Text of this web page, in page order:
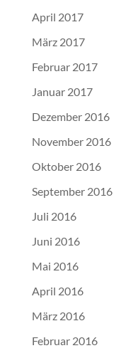
April 2017
März 2017
Februar 2017
Januar 2017
Dezember 2016
November 2016
Oktober 2016
September 2016
Juli 2016
Juni 2016
Mai 2016
April 2016
März 2016
Februar 2016